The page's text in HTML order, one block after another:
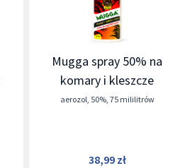
Mugga spray 50% na
komary i kleszcze
aerozol, 50%, 75 mililitrów
38,99 zł